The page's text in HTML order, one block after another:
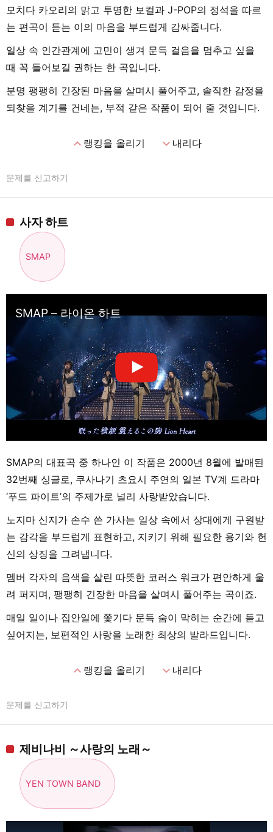
모치다 카오리의 맑고 투명한 보컬과 J-POP의 정석을 따르
는 편곡이 듣는 이의 마음을 부드럽게 감싸줍니다.
일상 속 인간관계에 고민이 생겨 문득 걸음을 멈추고 싶을
때 꼭 들어보길 권하는 한 곡입니다.
분명 팽팽히 긴장된 마음을 살며시 풀어주고, 솔직한 감정을
되찾을 계기를 건네는, 부적 같은 작품이 되어 줄 것입니다.
expand_less랭킹을 올리기 expand_more내리다
문제를 신고하기
사자 하트
SMAP
SMAP – 라이온 하트
SMAP의 대표곡 중 하나인 이 작품은 2000년 8월에 발매된
32번째 싱글로, 쿠사나기 츠요시 주연의 일본 TV계 드라마
‘푸드 파이트’의 주제가로 널리 사랑받았습니다.
노지마 신지가 손수 쓴 가사는 일상 속에서 상대에게 구원받
는 감각을 부드럽게 표현하고, 지키기 위해 필요한 용기와 헌
신의 상징을 그려냅니다.
멤버 각자의 음색을 살린 따뜻한 코러스 워크가 편안하게 울
려 퍼지며, 팽팽히 긴장한 마음을 살며시 풀어주는 곡이죠.
매일 일이나 집안일에 쫓기다 문득 숨이 막히는 순간에 듣고
싶어지는, 보편적인 사랑을 노래한 최상의 발라드입니다.
expand_less랭킹을 올리기 expand_more내리다
문제를 신고하기
제비나비 ～사랑의 노래～
YEN TOWN BAND